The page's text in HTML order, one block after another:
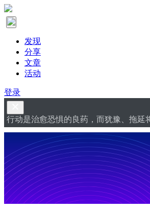
发现
分享
文章
活动
登录
行动是治愈恐惧的良药，而犹豫、拖延